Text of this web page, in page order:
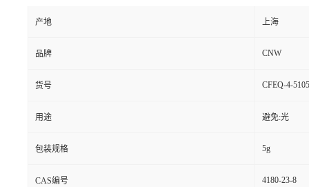
产地 上海
品牌 CNW
货号 CFEQ-4-
用途 避免:光
包装规格 5g
CAS编号 4180-23-8